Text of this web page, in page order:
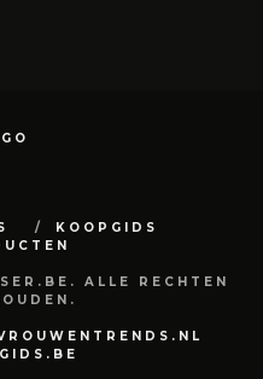
KOOPGIDS
ALLE RECHTEN